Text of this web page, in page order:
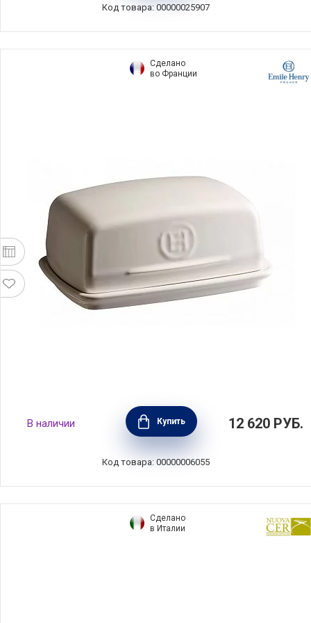
Код товара: 00000025907
Сделано
во Франции
Масленка, 16,5х11,5х7,5 см, материал
керамика, цвет кремовый, Emile Henry,
Франция, 020225
В наличии Купить 12 620 РУБ.
Код товара: 00000006055
Сделано
в Италии